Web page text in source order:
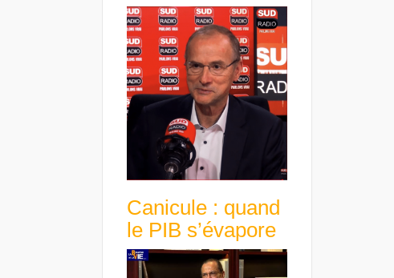
Canicule : quand
le PIB s’évapore